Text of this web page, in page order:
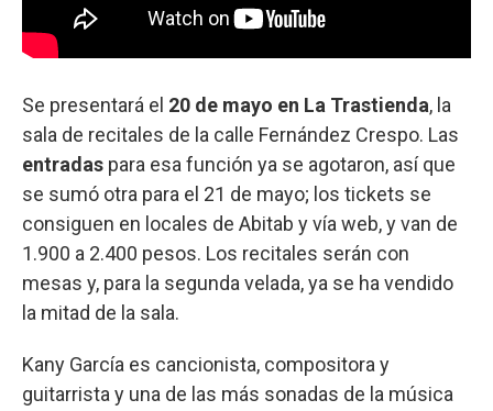
Se presentará el 20 de mayo en La Trastienda, la
sala de recitales de la calle Fernández Crespo. Las
entradas para esa función ya se agotaron, así que
se sumó otra para el 21 de mayo; los tickets se
consiguen en locales de Abitab y vía web, y van de
1.900 a 2.400 pesos. Los recitales serán con
mesas y, para la segunda velada, ya se ha vendido
la mitad de la sala.
Kany García es cancionista, compositora y
guitarrista y una de las más sonadas de la música